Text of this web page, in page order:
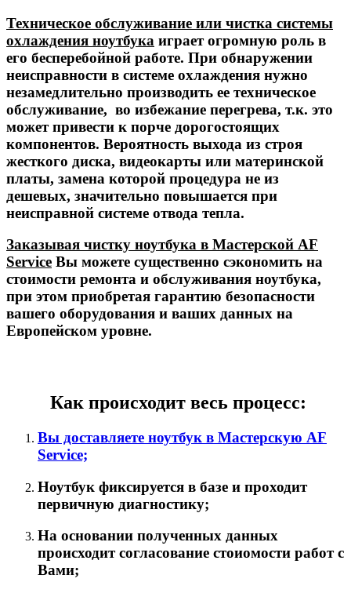
Техническое обслуживание или чистка системы
охлаждения ноутбука играет огромную роль в
его бесперебойной работе. При обнаружении
неисправности в системе охлаждения нужно
незамедлительно производить ее техническое
обслуживание, во избежание перегрева, т.к. это
может привести к порче дорогостоящих
компонентов. Вероятность выхода из строя
жесткого диска, видеокарты или материнской
платы, замена которой процедура не из
дешевых, значительно повышается при
неисправной системе отвода тепла.
Заказывая чистку ноутбука в Мастерской AF
Service Вы можете существенно сэкономить на
стоимости ремонта и обслуживания ноутбука,
при этом приобретая гарантию безопасности
вашего оборудования и ваших данных на
Европейском уровне.
Как происходит весь процесс:
Вы доставляете ноутбук в Мастерскую AF
Service;
Ноутбук фиксируется в базе и проходит
первичную диагностику;
На основании полученных данных
происходит согласование стоиомости работ с
Вами;